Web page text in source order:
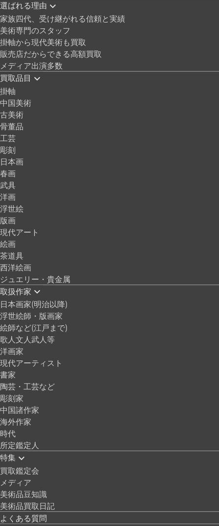
選ばれる理由
家族四代、受け継がれる信頼と実績
美術専門のスタッフ
掛軸から現代美術も買取
販売店だからできる高額買取
メディア出演多数
買取品目
掛軸
中国美術
古美術
骨董品
工芸
彫刻
日本画
春画
武具
洋画
浮世絵
版画
現代アート
絵画
茶道具
西洋絵画
ジュエリー・貴金属
取扱作家
日本画家(明治以降)
浮世絵師・版画家
絵師など(江戸まで)
歌人文人武人等
洋画家
現代アーティスト
書家
陶芸・工芸など
彫刻家
中国諸作家
海外作家
時代
所定鑑定人
特集
買取鑑定会
メディア
美術品豆知識
美術品買取日記
よくある質問